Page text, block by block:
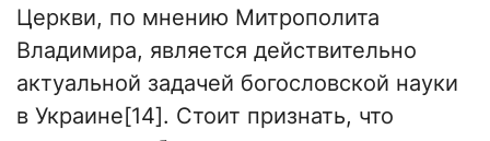
Церкви, по мнению Митрополита
Владимира, является действительно
актуальной задачей богословской науки
в Украине[14]. Стоит признать, что